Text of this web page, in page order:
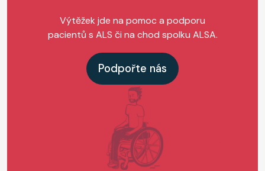
Výtěžek jde na pomoc a podporu
pacientů s ALS či na chod spolku ALSA.
Podpořte nás